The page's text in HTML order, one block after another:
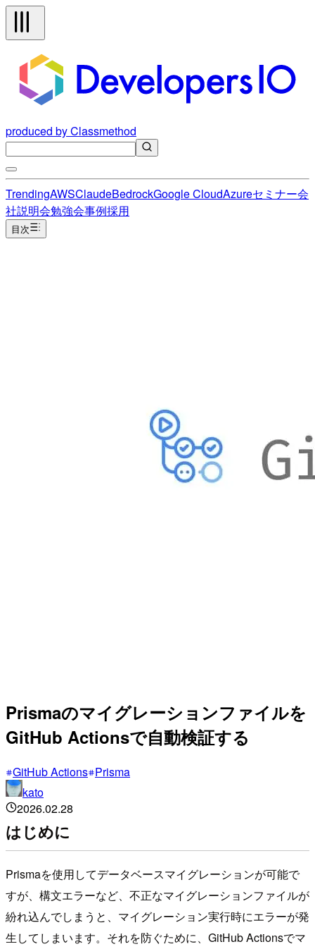
produced by Classmethod
TrendingAWSClaudeBedrockGoogle CloudAzureセミナー会
社説明会勉強会事例採用
目次
Prismaのマイグレーションファイルを
GitHub Actionsで自動検証する
GitHub Actions Prisma
kato
2026.02.28
はじめに
Prismaを使用してデータベースマイグレーションが可能で
すが、構文エラーなど、不正なマイグレーションファイルが
紛れ込んでしまうと、マイグレーション実行時にエラーが発
生してしまいます。それを防ぐために、GitHub Actionsでマ